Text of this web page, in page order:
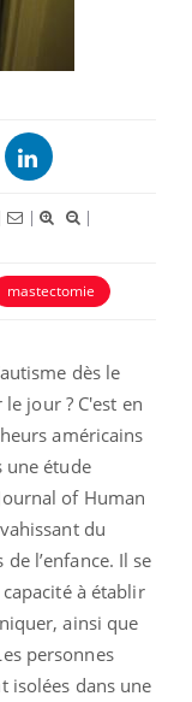
| |
|
mastectomie
dès le
jour ? C'est en
américains
une étude
of Human
du
l’enfance. Il se
à établir
ainsi que
personnes
isolées dans une